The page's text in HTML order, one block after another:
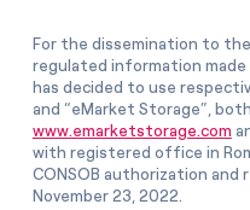
For the dissemination to
regulated information made
has decided to use
and “eMarket Storage”,
www.emarketstorage.com
with registered office in
CONSOB authorization and
November 23, 2022.